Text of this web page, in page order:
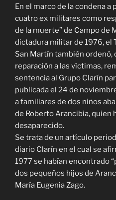
En el marco de la condena a
cuatro ex militares como
de la muerte” de Campo de
dictadura militar de 1976, el
San Martín también ordenó,
reparación a las víctimas,
sentencia al Grupo Clarín
publicada el 24 de
a familiares de dos niños
de Roberto Arancibia, quien
desaparecido.
Se trata de un artículo
diario Clarín en el cual se
1977 se habían encontrado
dos pequeños hijos de
María Eugenia Zago.